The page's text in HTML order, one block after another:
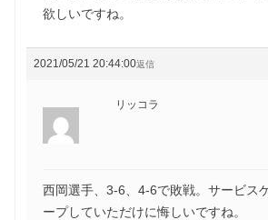
欲しいですね。
2021/05/21 20:44:00返信
リッコラ
西岡選手、3-6、4-6で敗戦。サービス
ープしていただけに悔しいですね。